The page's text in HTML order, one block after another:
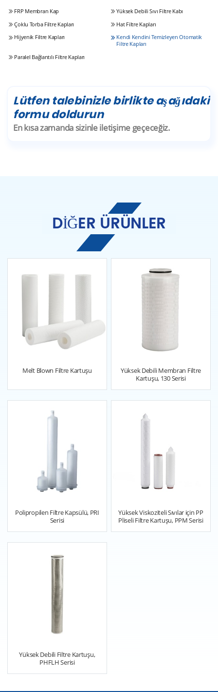
FRP Membran Kap
Yüksek Debili Sıvı Filtre Kabı
Çoklu Torba Filtre Kapları
Hat Filtre Kapları
Hijyenik Filtre Kapları
Kendi Kendini Temizleyen Otomatik
Filtre Kapları
Paralel Bağlantılı Filtre Kapları
Lütfen talebinizle birlikte aşağıdaki
formu doldurun
En kısa zamanda sizinle iletişime geçeceğiz.
DIĞER ÜRÜNLER
Melt Blown Filtre Kartuşu
Yüksek Debili Membran Filtre
Kartuşu, 130 Serisi
Polipropilen Filtre Kapsülü, PRI
Serisi
Yüksek Viskoziteli Sıvılar için PP
Pliseli Filtre Kartuşu, PPM Serisi
Yüksek Debili Filtre Kartuşu,
PHFLH Serisi